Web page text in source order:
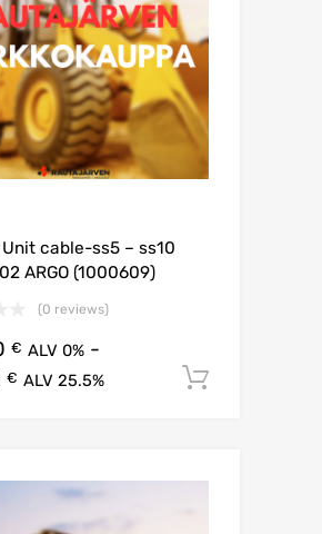
cable-ss5 – ss10
ARGO (1000609)
(0 reviews)
€ ALV 0% -
€ ALV 25.5%